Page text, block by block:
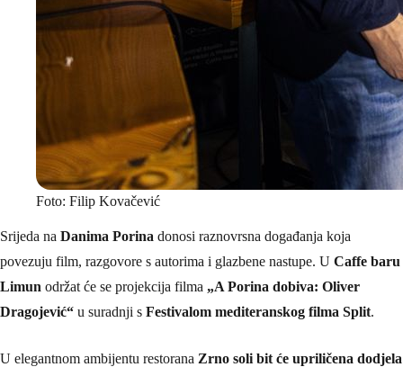
Foto: Filip Kovačević
Srijeda na Danima Porina donosi raznovrsna događanja koja
povezuju film, razgovore s autorima i glazbene nastupe. U Caffe baru
Limun održat će se projekcija filma „A Porina dobiva: Oliver
Dragojević“ u suradnji s Festivalom mediteranskog filma Split.
U elegantnom ambijentu restorana Zrno soli bit će upriličena dodjela